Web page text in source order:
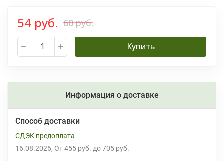
54 руб. 60 руб.
Купить
Информация о доставке
Способ доставки
СДЭК предоплата
16.08.2026 От 455 руб. до 705 руб.